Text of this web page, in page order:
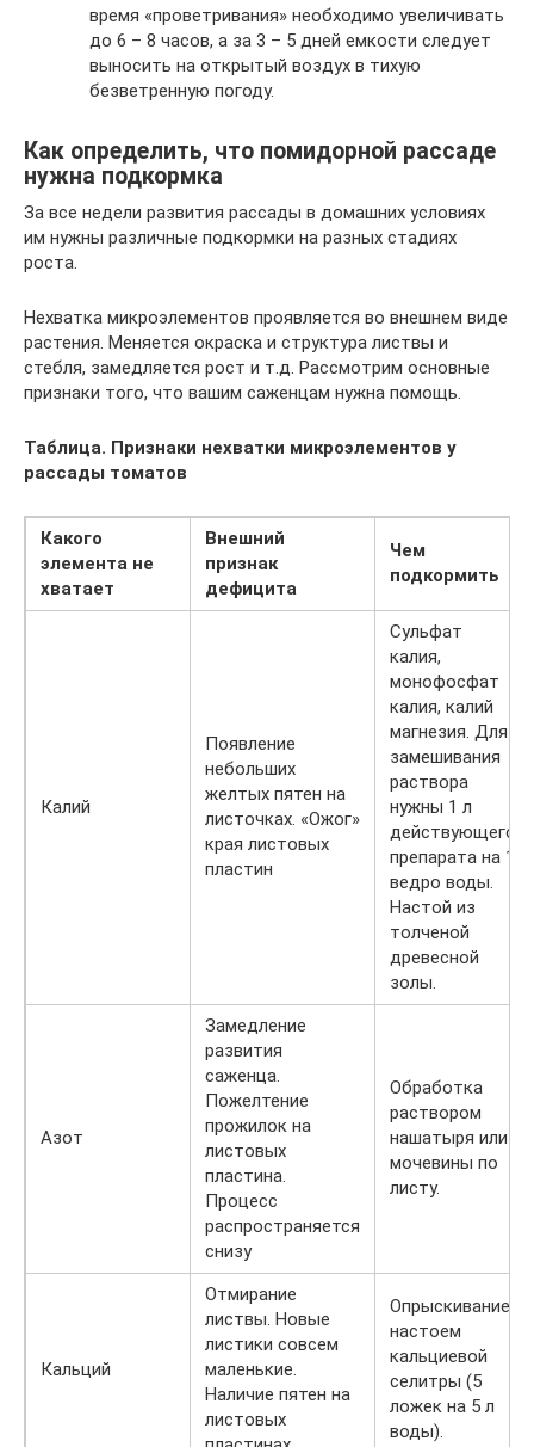
время «проветривания» необходимо увеличивать
до 6 – 8 часов, а за 3 – 5 дней емкости следует
выносить на открытый воздух в тихую
безветренную погоду.
Как определить, что помидорной рассаде
нужна подкормка
За все недели развития рассады в домашних условиях
им нужны различные подкормки на разных стадиях
роста.
Нехватка микроэлементов проявляется во внешнем виде
растения. Меняется окраска и структура листвы и
стебля, замедляется рост и т.д. Рассмотрим основные
признаки того, что вашим саженцам нужна помощь.
Таблица. Признаки нехватки микроэлементов у
рассады томатов
Какого
элемента не
хватает
Внешний
признак
дефицита
Чем
подкормить
Калий
Появление
небольших
желтых пятен на
листочках. «Ожог»
края листовых
пластин
Сульфат
калия,
монофосфат
калия, калий
магнезия. Для
замешивания
раствора
нужны 1 л
действующего
препарата на 1
ведро воды.
Настой из
толченой
древесной
золы.
Азот
Замедление
развития
саженца.
Пожелтение
прожилок на
листовых
пластина.
Процесс
распространяется
снизу
Обработка
раствором
нашатыря или
мочевины по
листу.
Кальций
Отмирание
листвы. Новые
листики совсем
маленькие.
Наличие пятен на
листовых
Опрыскивание
настоем
кальциевой
селитры (5
ложек на 5 л
воды).